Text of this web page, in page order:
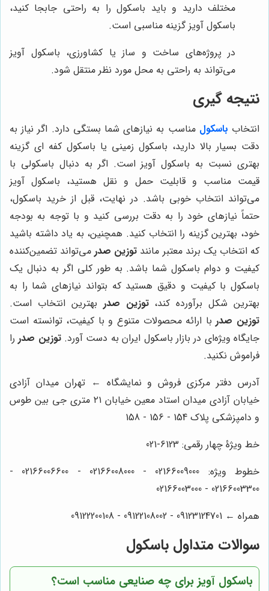
مختلف دارید و باید باسکول را به راحتی جابجا کنید،
باسکول آویز گزینه مناسبی است.
در پروژه‌های ساخت و ساز یا کشاورزی، باسکول آویز
می‌تواند به راحتی به محل مورد نظر منتقل شود.
نتیجه گیری
انتخاب باسکول مناسب به نیازهای شما بستگی دارد. اگر نیاز به
دقت بسیار بالا دارید، باسکول زمینی یا باسکول کفه ای گزینه
بهتری نسبت به باسکول آویز است. اگر به دنبال باسکولی با
قیمت مناسب و قابلیت حمل و نقل هستید، باسکول آویز
می‌تواند انتخاب خوبی باشد. در نهایت، قبل از خرید باسکول،
حتماً نیازهای خود را به دقت بررسی کنید و با توجه به بودجه
خود، بهترین گزینه را انتخاب کنید. همچنین، به یاد داشته باشید
که انتخاب یک برند معتبر مانند توزین صدر می‌تواند تضمین‌کننده
کیفیت و دوام باسکول شما باشد. به طور کلی اگر به دنبال یک
باسکول با کیفیت و دقیق هستید که بتواند نیازهای شما را به
بهترین شکل برآورده کند،توزین صدر بهترین انتخاب است.
توزین صدر با ارائه محصولات متنوع و با کیفیت، توانسته است
جایگاه ویژه‌ای در بازار باسکول ایران به دست آورد.توزین صدر را
فراموش نکنید.
آدرس دفتر مرکزی فروش و نمایشگاه ← تهران میدان آزادی
خیابان آزادی میدان استاد معین خیابان ۲۱ متری جی بین طوس
و دامپزشکی پلاک 154 - 156 - 158
خط ویژۀ چهار رقمی: 6123-021
خطوط ویژه: 02166009000 - 02166008000 - 02166006600 -
02166003300 - 02166003000
همراه ← 09123124701 - 09122108002 - 09122200108
سوالات متداول باسکول
باسکول آویز برای چه صنایعی مناسب است؟